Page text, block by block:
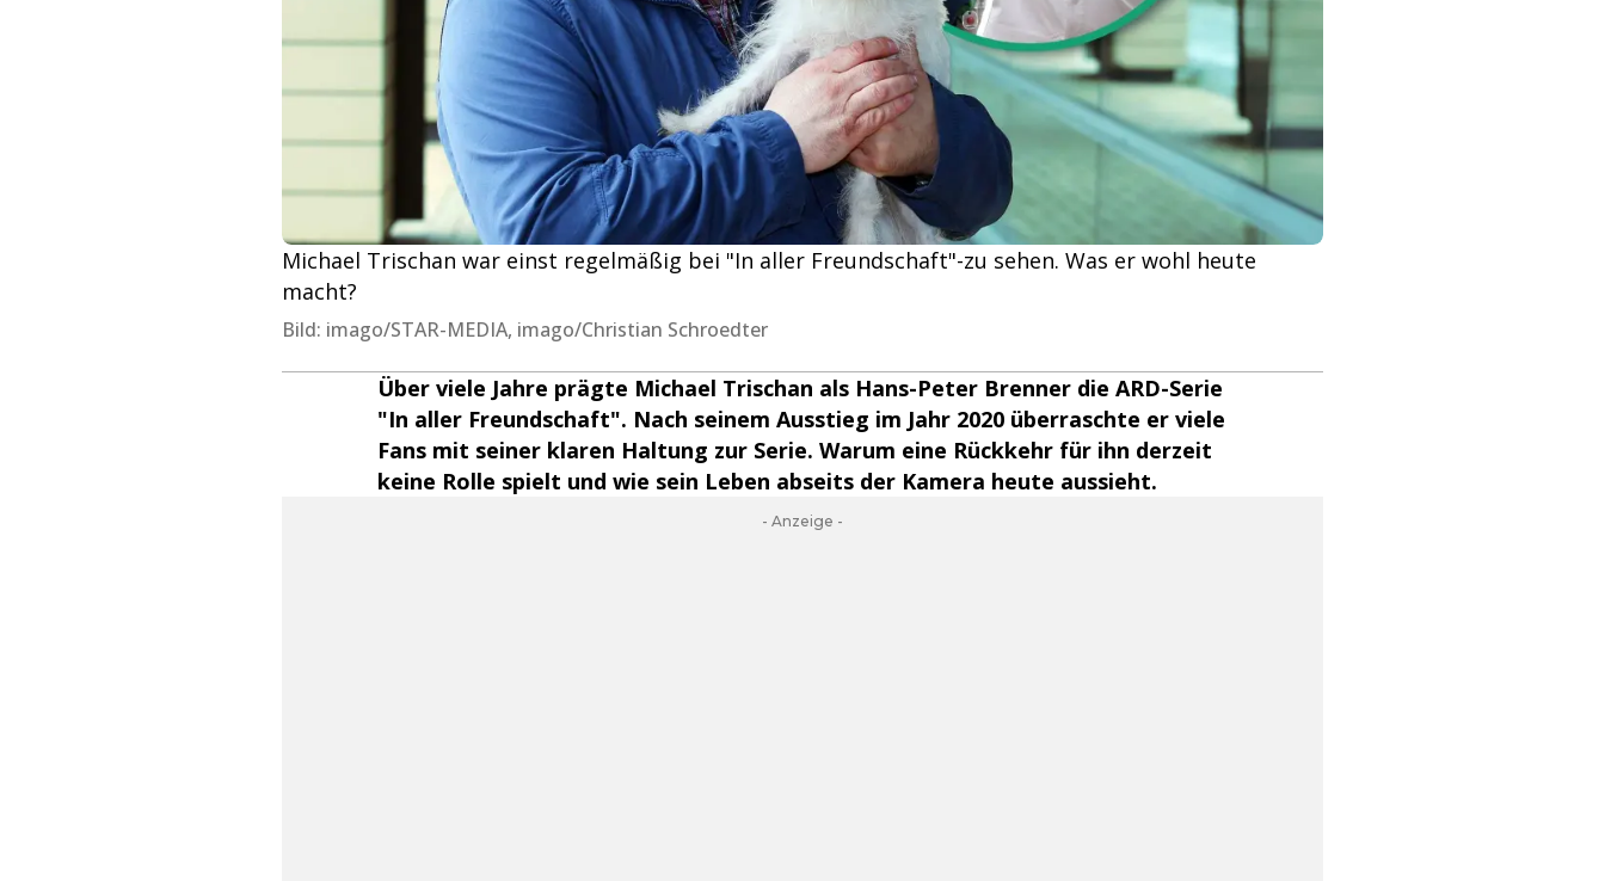
Michael Trischan war einst regelmäßig bei "In aller Freundschaft"-zu sehen. Was er wohl heute
macht?
Bild: imago/STAR-MEDIA, imago/Christian Schroedter
Über viele Jahre prägte Michael Trischan als Hans-Peter Brenner die ARD-Serie
"In aller Freundschaft". Nach seinem Ausstieg im Jahr 2020 überraschte er viele
Fans mit seiner klaren Haltung zur Serie. Warum eine Rückkehr für ihn derzeit
keine Rolle spielt und wie sein Leben abseits der Kamera heute aussieht.
- Anzeige -